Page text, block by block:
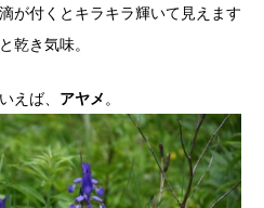
が付くとキラキラ輝いて見えます
乾き気味。
えば、 アヤメ 。